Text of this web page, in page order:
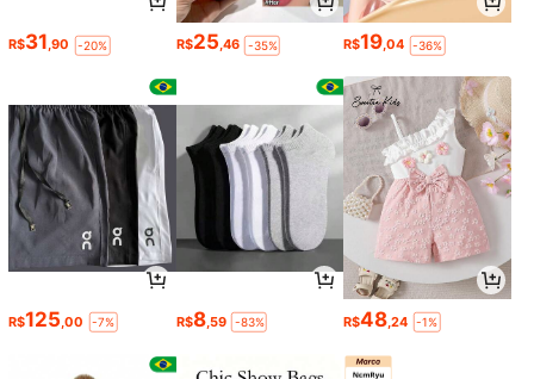
R$31,90 -20% R$25,46 -35% R$19,04 -36%
R$125 ,00 -7% R$8,59 -83% R$48 ,24 -1%